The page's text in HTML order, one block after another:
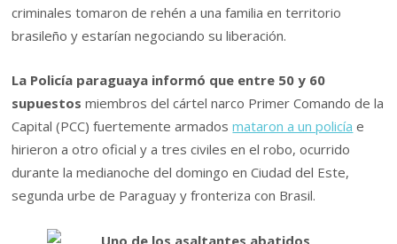
criminales tomaron de rehén a una familia en territorio
brasileño y estarían negociando su liberación.
La Policía paraguaya informó que entre 50 y 60
supuestos miembros del cártel narco Primer Comando de la
Capital (PCC) fuertemente armadosmataron a un policía e
hirieron a otro oficial y a tres civiles en el robo, ocurrido
durante la medianoche del domingo en Ciudad del Este,
segunda urbe de Paraguay y fronteriza con Brasil.